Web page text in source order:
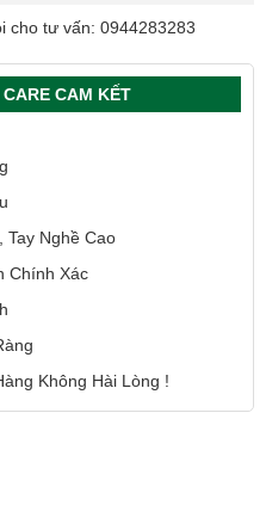
cho tư vấn: 0944283283
CAM KẾT
Tay Nghề Cao
Chính Xác
Không Hài Lòng !